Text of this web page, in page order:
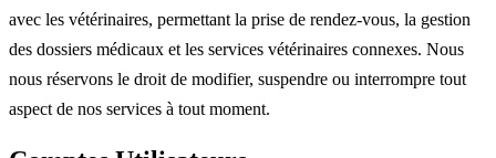
avec les vétérinaires, permettant la prise de rendez-vous, la gestion
des dossiers médicaux et les services vétérinaires connexes. Nous
nous réservons le droit de modifier, suspendre ou interrompre tout
aspect de nos services à tout moment.